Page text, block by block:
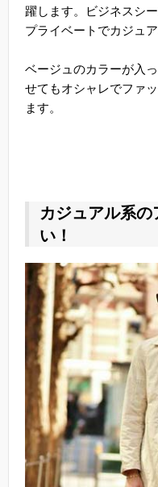
躍します。ビジネスシ
プライベートでカジュ
ベージュのカラーが入
せてもオシャレでファ
ます。
カジュアル系
い！